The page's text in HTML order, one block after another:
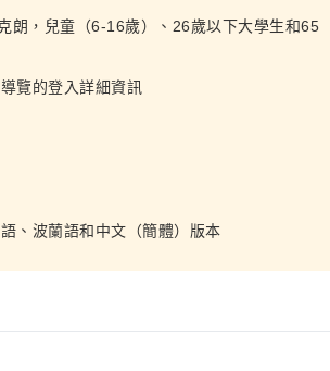
朗，兒童（6-16歲）、26歲以下大學生和65
覽的登入詳細資訊
、波蘭語和中文（簡體）版本